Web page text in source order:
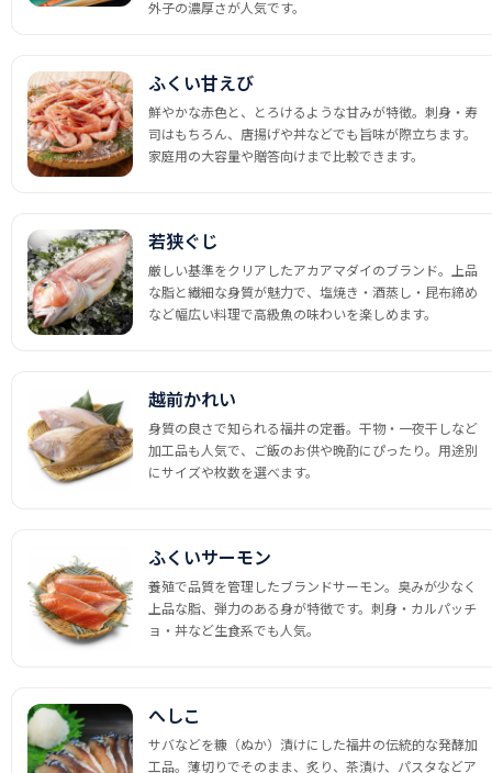
外子の濃厚さが人気です。
ふくい甘えび
鮮やかな赤色と、とろけるような甘みが特徴。刺身・寿
司はもちろん、唐揚げや丼などでも旨味が際立ちます。
家庭用の大容量や贈答向けまで比較できます。
若狭ぐじ
厳しい基準をクリアしたアカアマダイのブランド。上品
な脂と繊細な身質が魅力で、塩焼き・酒蒸し・昆布締め
など幅広い料理で高級魚の味わいを楽しめます。
越前かれい
身質の良さで知られる福井の定番。干物・一夜干しなど
加工品も人気で、ご飯のお供や晩酌にぴったり。用途別
にサイズや枚数を選べます。
ふくいサーモン
養殖で品質を管理したブランドサーモン。臭みが少なく
上品な脂、弾力のある身が特徴です。刺身・カルパッチ
ョ・丼など生食系でも人気。
へしこ
サバなどを糠（ぬか）漬けにした福井の伝統的な発酵加
工品。薄切りでそのまま、炙り、茶漬け、パスタなどア